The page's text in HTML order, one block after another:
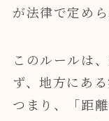
が法律で定めら
このルールは
ず、地方にあ
つまり、「距